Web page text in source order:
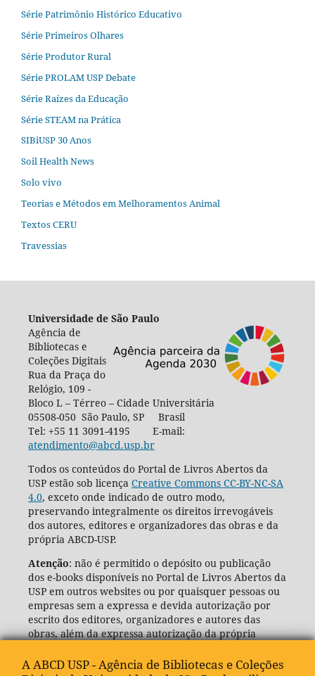
Série Patrimônio Histórico Educativo
Série Primeiros Olhares
Série Produtor Rural
Série PROLAM USP Debate
Série Raízes da Educação
Série STEAM na Prática
SIBiUSP 30 Anos
Soil Health News
Solo vivo
Teorias e Métodos em Melhoramentos Animal
Textos CERU
Travessias
Universidade de São Paulo
Agência de
Bibliotecas e
Coleções Digitais
Rua da Praça do
Relógio, 109 -
Bloco L – Térreo – Cidade Universitária
05508-050 São Paulo, SP Brasil
Tel: +55 11 3091-4195 E-mail:
atendimento@abcd.usp.br
Todos os conteúdos do Portal de Livros Abertos da
USP estão sob licença Creative Commons CC-BY-NC-SA
4.0, exceto onde indicado de outro modo,
preservando integralmente os direitos irrevogáveis
dos autores, editores e organizadores das obras e da
própria ABCD-USP.
Atenção: não é permitido o depósito ou publicação
dos e-books disponíveis no Portal de Livros Abertos da
USP em outros websites ou por quaisquer pessoas ou
empresas sem a expressa e devida autorização por
escrito dos editores, organizadores e autores das
obras, além da expressa autorização da própria
(ABCD-USP).
A ABCD USP - Agência de Bibliotecas e Coleções